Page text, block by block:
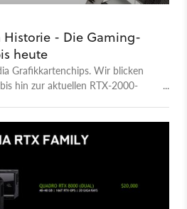
Historie - Die Gaming-
heute
Grafikkartenchips. Wir blicken
hin zur aktuellen RTX-2000-